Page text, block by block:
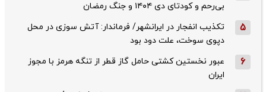
بی‌رحم و کودتای دی‌ ۱۴۰۴ و جنگ رمضان
5
تکذیب ‌انفجار در ایرانشهر/ فرماندار: آتش سوزی در محل
دپوی سوخت، علت دود بود
6
عبور نخستین کشتی حامل گاز قطر از تنگه هرمز با مجوز
ایران